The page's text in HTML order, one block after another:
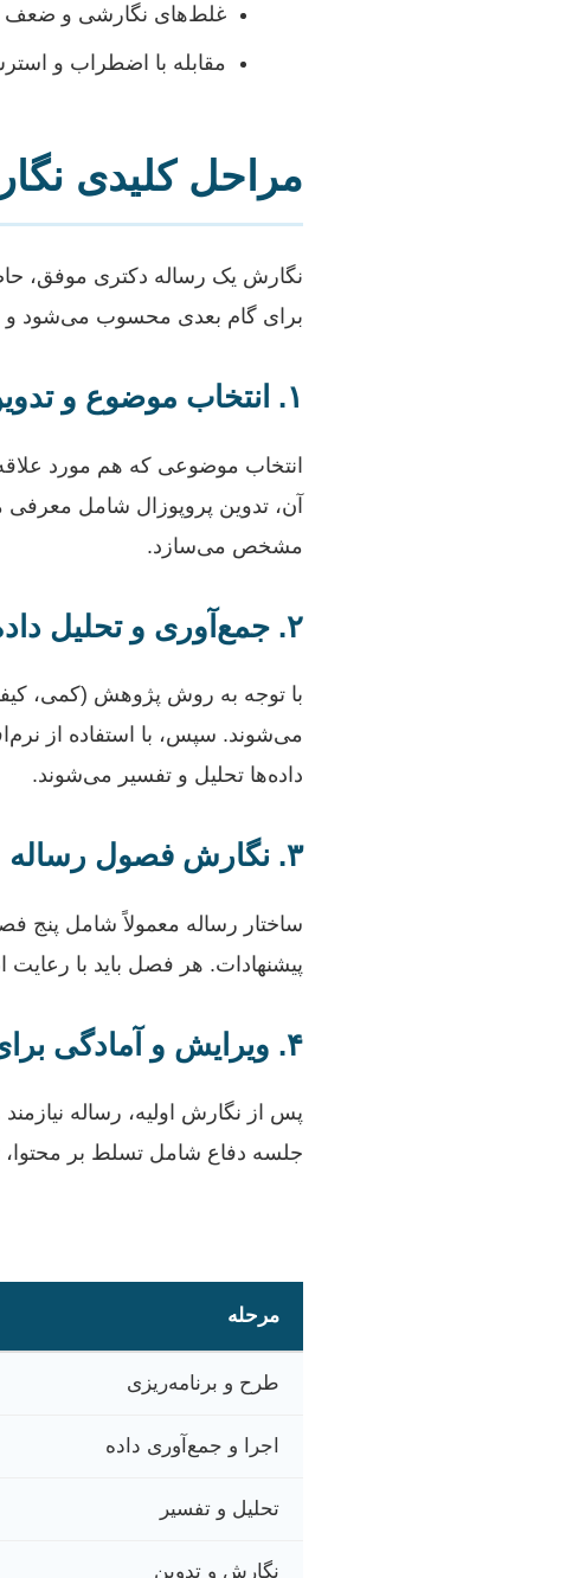
غلط‌های نگارشی و ضعف
مقابله با اضطراب و
مراحل کلیدی
نگارش یک رساله دکتری موفق،
برای گام بعدی محسوب می‌شود و
۱. انتخاب موضوع و تدوین پروپوزال
انتخاب موضوعی که هم مورد
آن، تدوین پروپوزال شامل معرفی
مشخص می‌سازد.
۲. جمع‌آوری و تحلیل داده‌ها
با توجه به روش پژوهش (کمی، کیفی
داده‌ها تحلیل و تفسیر می‌شوند.
۳. نگارش فصول رساله
ساختار رساله معمولاً شامل پنج
پیشنهادات. هر فصل باید با
۴. ویرایش و آمادگی برای دفاع
پس از نگارش اولیه، رساله
جلسه دفاع شامل تسلط بر محتوا،
مرحله
طرح و برنامه‌ریزی
اجرا و جمع‌آوری داده
تحلیل و تفسیر
نگارش و تدوین